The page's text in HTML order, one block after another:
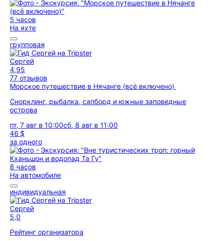
5 часов
На яхте
групповая
Сергей
4,95
77 отзывов
Морское путешествие в Нячанге (всё включено)
Снорклинг, рыбалка, сапборд и южные заповедные
острова
пт, 7 авг в 10:00сб, 8 авг в 11:00
46 $
за одного
8 часов
На автомобиле
индивидуальная
Сергей
5,0
Рейтинг организатора